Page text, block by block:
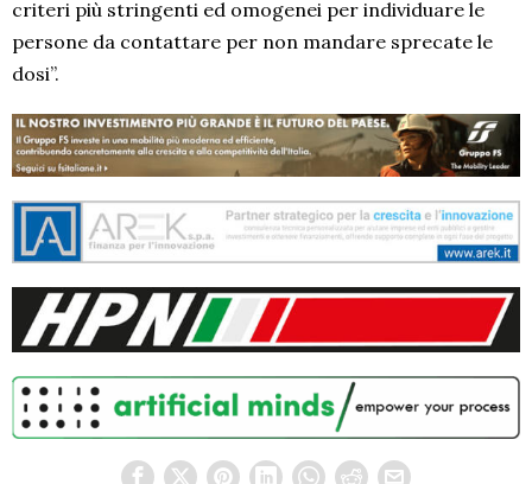
criteri più stringenti ed omogenei per individuare le
persone da contattare per non mandare sprecate le
dosi”.